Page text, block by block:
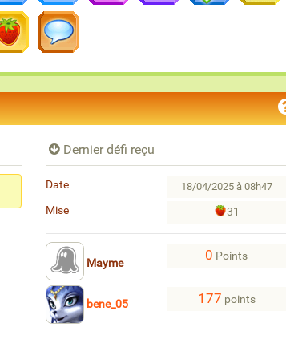
Dernier défi reçu
Date 18/04/2025 à 08h47
Mise 31
Mayme
0 Points
bene_05 177 points